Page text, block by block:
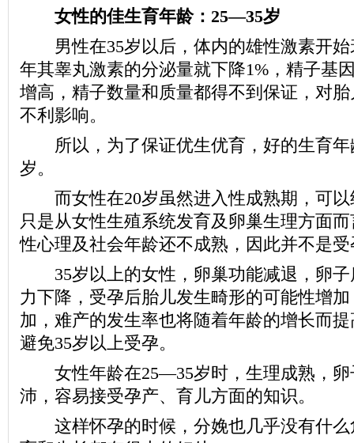
女性的佳生育年龄：25—35岁
男性在35岁以后，体内的雄性激素开始
年其睾丸激素的分泌量就下降1%，精子基
增高，精子数量和质量都得不到保证，对
不利影响。
所以，为了保证优生优育，好的生育年
岁。
而女性在20岁虽然进入性成熟期，可以
只是从女性生殖系统发育及卵巢生理方面
性心理及社会年龄还不成熟，因此并不是
35岁以上的女性，卵巢功能减退，卵子
力下降，受孕后胎儿发生畸形的可能性增
加，难产的发生率也将随着年龄的增长而
避免35岁以上受孕。
女性年龄在25—35岁时，生理成熟，卵
沛，容易接受孕产、育儿方面的知识。
这样怀孕的时候，分娩也几乎没有什么